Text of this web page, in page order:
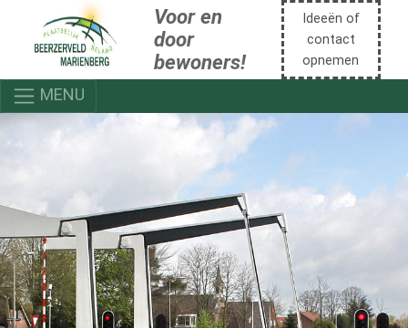
Voor en
door
bewoners!
Ideeën of
contact
opnemen
MENU